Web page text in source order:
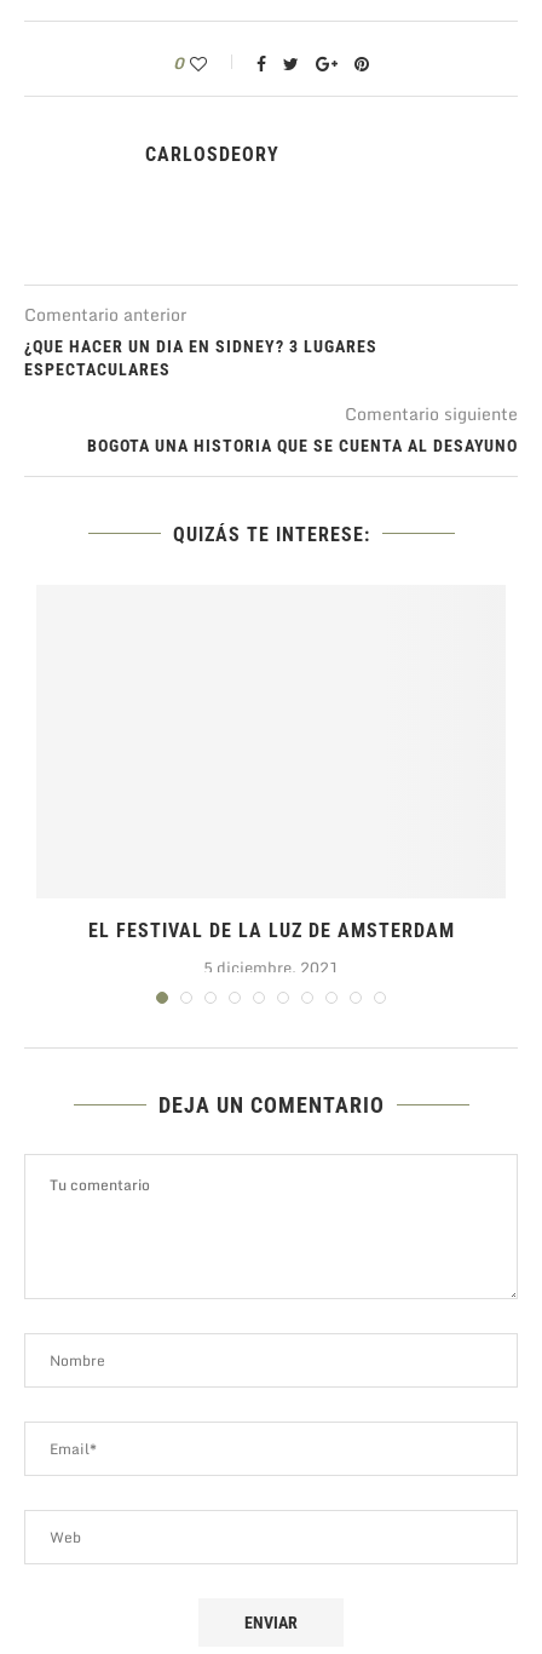
0
CARLOSDEORY
Comentario anterior
¿QUE HACER UN DIA EN SIDNEY? 3 LUGARES
ESPECTACULARES
Comentario siguiente
BOGOTA UNA HISTORIA QUE SE CUENTA AL DESAYUNO
QUIZÁS TE INTERESE:
EL FESTIVAL DE LA LUZ DE AMSTERDAM
5 diciembre, 2021
DEJA UN COMENTARIO